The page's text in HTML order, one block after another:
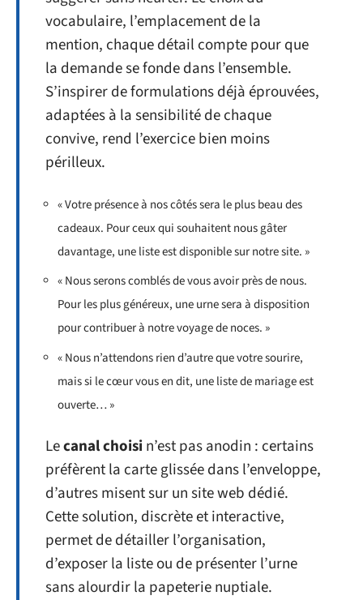
vocabulaire, l’emplacement de la
mention, chaque détail compte pour que
la demande se fonde dans l’ensemble.
S’inspirer de formulations déjà éprouvées,
adaptées à la sensibilité de chaque
convive, rend l’exercice bien moins
périlleux.
« Votre présence à nos côtés sera le plus beau des
cadeaux. Pour ceux qui souhaitent nous gâter
davantage, une liste est disponible sur notre site. »
« Nous serons comblés de vous avoir près de nous.
Pour les plus généreux, une urne sera à disposition
pour contribuer à notre voyage de noces. »
« Nous n’attendons rien d’autre que votre sourire,
mais si le cœur vous en dit, une liste de mariage est
ouverte… »
Lecanal choisin’est pas anodin : certains
préfèrent la carte glissée dans l’enveloppe,
d’autres misent sur un site web dédié.
Cette solution, discrète et interactive,
permet de détailler l’organisation,
d’exposer la liste ou de présenter l’urne
sans alourdir la papeterie nuptiale.